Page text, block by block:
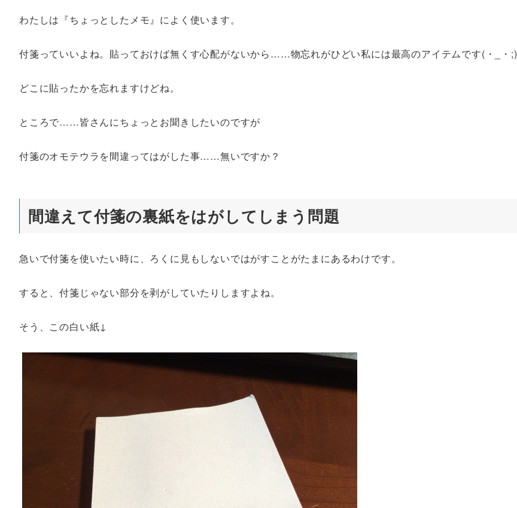
わたしは『ちょっとしたメモ』によく使います。
付箋っていいよね。貼っておけば無くす心配がないから……物忘れがひどい私には最高のアイテムです(・_・;)
どこに貼ったかを忘れますけどね。
ところで……皆さんにちょっとお聞きしたいのですが
付箋のオモテウラを間違ってはがした事……無いですか？
間違えて付箋の裏紙をはがしてしまう問題
急いで付箋を使いたい時に、ろくに見もしないではがすことがたまにあるわけです。
すると、付箋じゃない部分を剥がしていたりしますよね。
そう、この白い紙↓